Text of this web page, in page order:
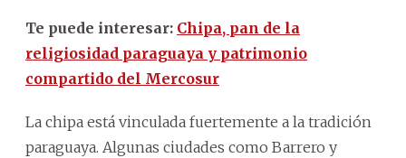
Te puede interesar: Chipa, pan de la
religiosidad paraguaya y patrimonio
compartido del Mercosur
La chipa está vinculada fuertemente a la tradición
paraguaya. Algunas ciudades como Barrero y